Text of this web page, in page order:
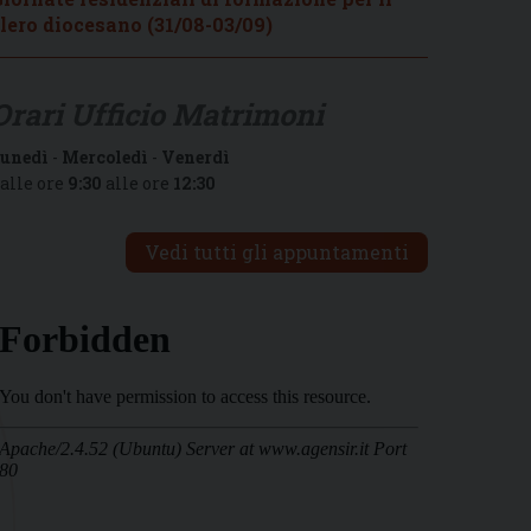
diocesano (31/08-03/09)
- Mercoledì - Venerdì
ore 9:30 alle ore 12:30
Vedi tutti gli appuntamenti